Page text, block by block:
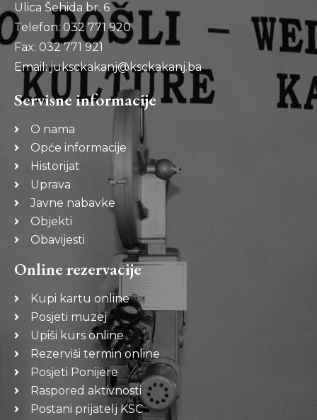
Ulica Šehida br. 6
Telefon: 032 771 920
Fax: 032 771 921
Email: juksckakanj@ksckakanj.ba
Servisne informacije
O nama
Opće informacije
Historijat
Uprava
Javne nabavke
Objekti
Obavijesti
Online rezervacije
Kupi kartu online
Posjeti muzej
Upiši kurs online
Rezerviši termin online
Posjeti Ponijere
Raspored aktivnosti
Postani prijatelj KSC